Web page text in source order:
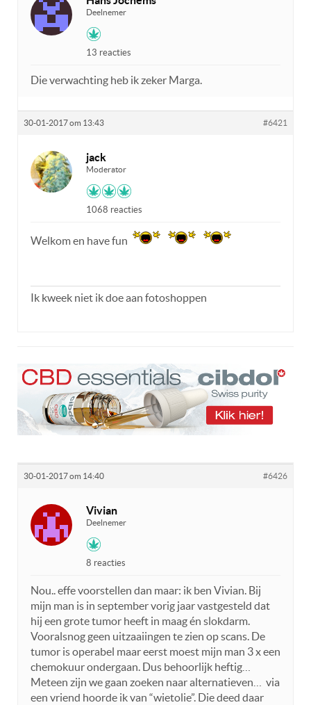
Deelnemer
13 reacties
Die verwachting heb ik zeker Marga.
30-01-2017 om 13:43 #6421
jack
Moderator
1068 reacties
Welkom en have fun
Ik kweek niet ik doe aan fotoshoppen
30-01-2017 om 14:40 #6426
Vivian
Deelnemer
8 reacties
Nou.. effe voorstellen dan maar: ik ben Vivian. Bij
mijn man is in september vorig jaar vastgesteld dat
hij een grote tumor heeft in maag én slokdarm.
Vooralsnog geen uitzaaiingen te zien op scans. De
tumor is operabel maar eerst moest mijn man 3 x een
chemokuur ondergaan. Dus behoorlijk heftig…
Meteen zijn we gaan zoeken naar alternatieven… via
een vriend hoorde ik van “wietolie”. Die deed daar